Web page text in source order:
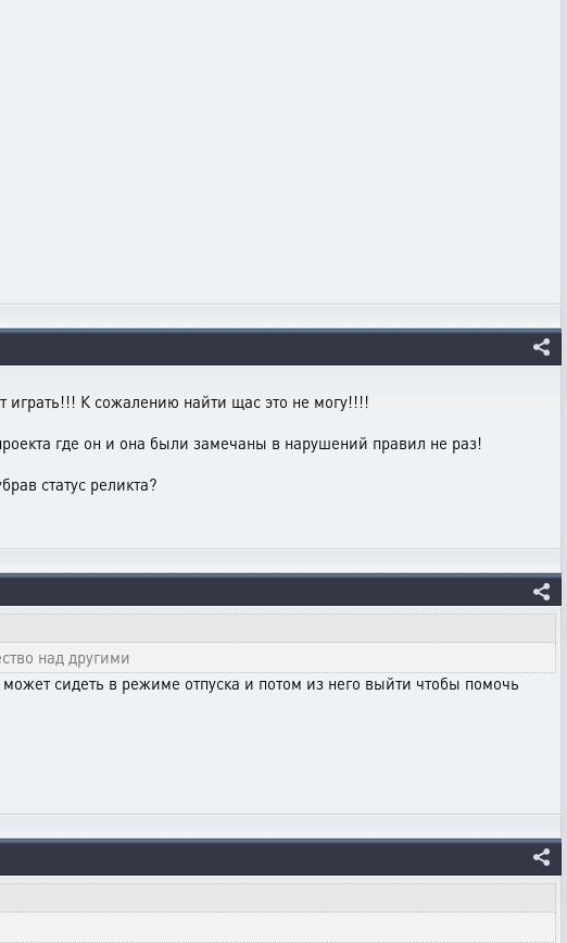
играть!!! К сожалению найти щас это не могу!!!!
где он и она были замечаны в нарушений правил не раз!
статус реликта?
над другими
сидеть в режиме отпуска и потом из него выйти чтобы помочь